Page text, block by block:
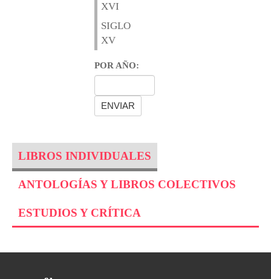
XVI
SIGLO
XV
POR AÑO:
LIBROS INDIVIDUALES
ANTOLOGÍAS Y LIBROS COLECTIVOS
ESTUDIOS Y CRÍTICA